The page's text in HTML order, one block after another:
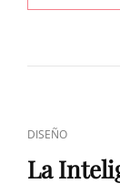
DISEÑO
La